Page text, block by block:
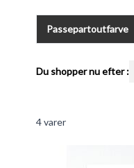
Du shopper nu efter:
Passepartoutfarve
4varer